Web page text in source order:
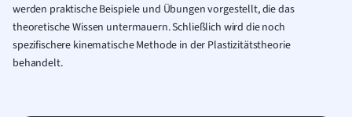
werden praktische Beispiele und Übungen vorgestellt, die das
theoretische Wissen untermauern. Schließlich wird die noch
spezifischere kinematische Methode in der Plastizitätstheorie
behandelt.